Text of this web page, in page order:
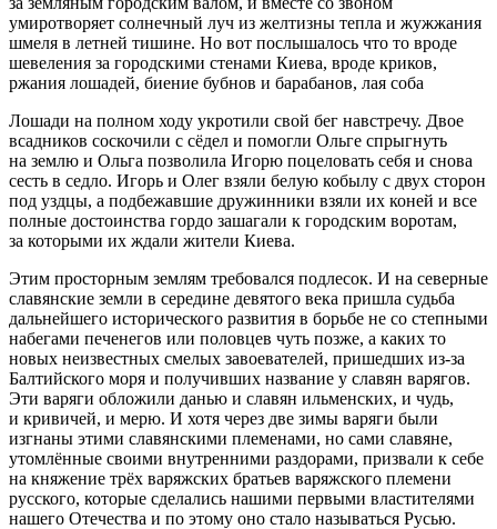
умиротворяет солнечный луч из желтизны тепла и жужжания
шмеля в летней тишине. Но вот послышалось что то вроде
шевеления за городскими стенами Киева, вроде криков,
ржания лошадей, биение бубнов и барабанов, лая соба
Лошади на полном ходу укротили свой бег навстречу. Двое
всадников соскочили с сёдел и помогли Ольге спрыгнуть
на землю и Ольга позволила Игорю поцеловать себя и снова
сесть в седло. Игорь и Олег взяли белую кобылу с двух сторон
под уздцы, а подбежавшие дружинники взяли их коней и все
полные достоинства гордо зашагали к городским воротам,
за которыми их ждали жители Киева.
Этим просторным землям требовался подлесок. И на северные
славянские земли в середине девятого века пришла судьба
дальнейшего исторического развития в борьбе не со степными
набегами печенегов или половцев чуть позже, а каких то
новых неизвестных смелых завоевателей, пришедших из-за
Балтийского моря и получивших название у славян варягов.
Эти варяги обложили данью и славян ильменских, и чудь,
и кривичей, и мерю. И хотя через две зимы варяги были
изгнаны этими славянскими племенами, но сами славяне,
утомлённые своими внутренними раздорами, призвали к себе
на княжение трёх варяжских братьев варяжского племени
русского, которые сделались нашими первыми властителями
нашего Отечества и по этому оно стало называться Русью.